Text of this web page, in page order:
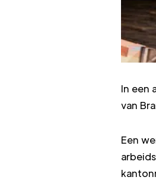
In een
van
Een